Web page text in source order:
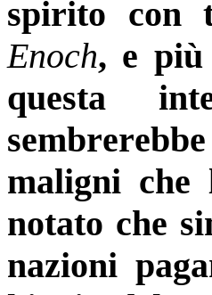
spirito con
Enoch, e più
questa
maligni che
notato che
nazioni